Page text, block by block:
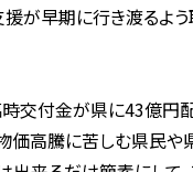
早期に行き渡るよう
金が県に43億円配
に苦しむ県民や県内